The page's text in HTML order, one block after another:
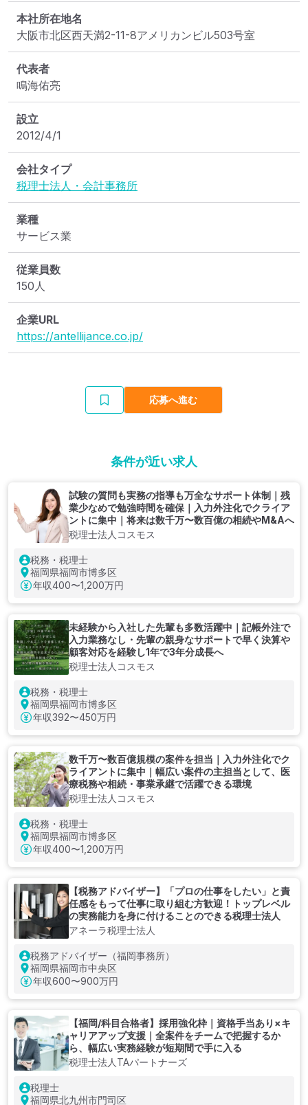
本社所在地名
大阪市北区西天満2-11-8アメリカンビル503号室
代表者
鳴海佑亮
設立
2012/4/1
会社タイプ
税理士法人・会計事務所
業種
サービス業
従業員数
150人
企業URL
https://antellijance.co.jp/
応募へ進む
条件が近い求人
試験の質問も実務の指導も万全なサポート体制｜残
業少なめで勉強時間を確保｜入力外注化でクライア
ントに集中｜将来は数千万〜数百億の相続やM&Aへ
税理士法人コスモス
税務・税理士
福岡県福岡市博多区
年収400〜1,200万円
未経験から入社した先輩も多数活躍中｜記帳外注で
入力業務なし・先輩の親身なサポートで早く決算や
顧客対応を経験し1年で3年分成長へ
税理士法人コスモス
税務・税理士
福岡県福岡市博多区
年収392〜450万円
数千万〜数百億規模の案件を担当｜入力外注化でク
ライアントに集中｜幅広い案件の主担当として、医
療税務や相続・事業承継で活躍できる環境
税理士法人コスモス
税務・税理士
福岡県福岡市博多区
年収400〜1,200万円
【税務アドバイザー】「プロの仕事をしたい」と責
任感をもって仕事に取り組む方歓迎！トップレベル
の実務能力を身に付けることのできる税理士法人
アネーラ税理士法人
税務アドバイザー（福岡事務所）
福岡県福岡市中央区
年収600〜900万円
【福岡/科目合格者】採用強化枠｜資格手当あり×キ
ャリアアップ支援｜全案件をチームで把握するか
ら、幅広い実務経験が短期間で手に入る
税理士法人TAパートナーズ
税理士
福岡県北九州市門司区